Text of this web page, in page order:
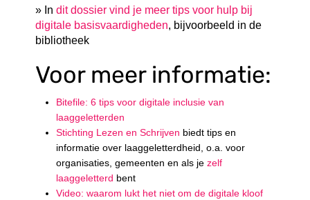
» In dit dossier vind je meer tips voor hulp bij
digitale basisvaardigheden, bijvoorbeeld in de
bibliotheek
Voor meer informatie:
Bitefile: 6 tips voor digitale inclusie van
laaggeletterden
Stichting Lezen en Schrijven biedt tips en
informatie over laaggeletterdheid, o.a. voor
organisaties, gemeenten en als jezelf
laaggeletterd bent
Video: waarom lukt het niet om de digitale kloof